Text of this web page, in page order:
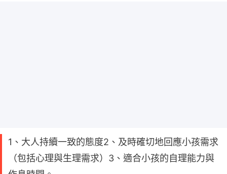
1、大人持續一致的態度2、及時確切地回應小孩需求
（包括心理與生理需求）3、適合小孩的自理能力與